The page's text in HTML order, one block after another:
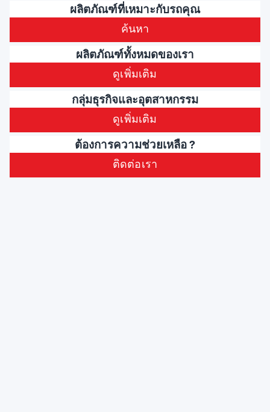
ผลิตภัณฑ์ที่เหมาะกับรถคุณ
ค้นหา
ผลิตภัณฑ์ทั้งหมดของเรา
ดูเพิ่มเติม
กลุ่มธุรกิจและอุตสาหกรรม
ดูเพิ่มเติม
ต้องการความช่วยเหลือ ?
ติดต่อเรา